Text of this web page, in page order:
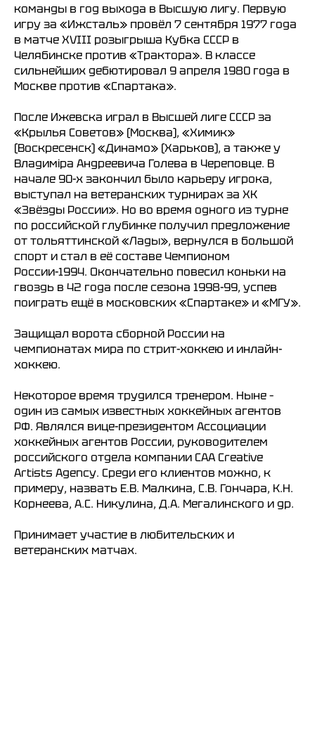
команды в год выхода в Высшую лигу. Первую
игру за «Ижсталь» провёл 7 сентября 1977 года
в матче XVIII розыгрыша Кубка СССР в
Челябинске против «Трактора». В классе
сильнейших дебютировал 9 апреля 1980 года в
Москве против «Спартака».
После Ижевска играл в Высшей лиге СССР за
«Крылья Советов» (Москва), «Химик»
(Воскресенск) «Динамо» (Харьков), а также у
Владимiра Андреевича Голева в Череповце. В
начале 90-х закончил было карьеру игрока,
выступал на ветеранских турнирах за ХК
«Звёзды России». Но во время одного из турне
по российской глубинке получил предложение
от тольяттинской «Лады», вернулся в большой
спорт и стал в её составе Чемпионом
России-1994. Окончательно повесил коньки на
гвоздь в 42 года после сезона 1998-99, успев
поиграть ещё в московских «Спартаке» и «МГУ».
Защищал ворота сборной России на
чемпионатах мира по стрит-хоккею и инлайн-
хоккею.
Некоторое время трудился тренером. Ныне –
один из самых известных хоккейных агентов
РФ. Являлся вице-президентом Ассоциации
хоккейных агентов России, руководителем
российского отдела компании CAA Creative
Artists Agency. Среди его клиентов можно, к
примеру, назвать Е.В. Малкина, С.В. Гончара, К.Н.
Корнеева, А.С. Никулина, Д.А. Мегалинского и др.
Принимает участие в любительских и
ветеранских матчах.
Турнирная таблица
Спортивная школа
по хоккею
ВКонтакте
Сайт
НМХЛ
ВХЛ
КХЛ
НХЛ
Медиа
Социальные проекты
Видео
Фото
Магазин
Акции для
болельщиков
Политика конфиденциальности
Публичная оферта
Правила возврата и обмена товара
ООО «ХК «Ижсталь»
ОГРН 1261800004751, ИНН 1800050073
г. Ижевск, ул. Свободы, д. 82а
8 (3412) 572062 (доб. 1)
izhstal@mail.ru